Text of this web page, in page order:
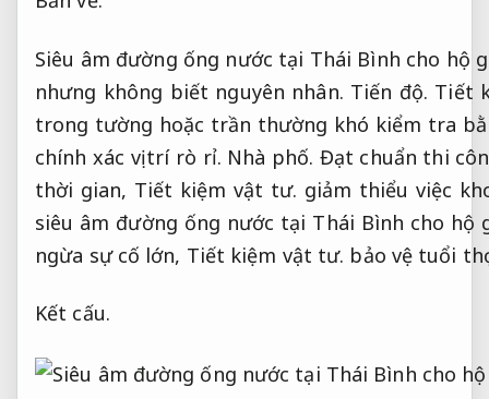
Siêu âm đường ống nước tại Thái Bình cho
nhưng không biết nguyên nhân. Tiến độ. Tiết
trong tường hoặc trần thường khó kiểm tra
chính xác vị trí rò rỉ. Nhà phố. Đạt chuẩn thi
thời gian, Tiết kiệm vật tư. giảm thiểu việc
siêu âm đường ống nước tại Thái Bình cho
ngừa sự cố lớn, Tiết kiệm vật tư. bảo vệ tuổi
Kết cấu.